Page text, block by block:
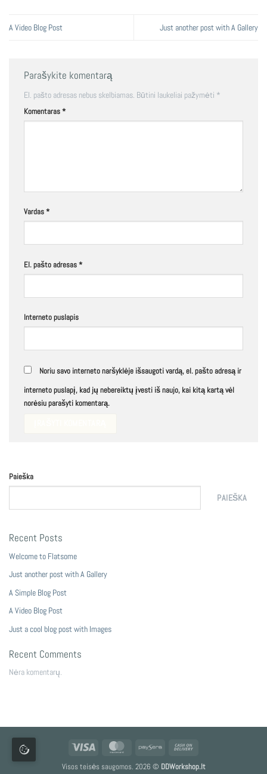
A Video Blog Post Just another post with A Gallery
Parašykite komentarą
El. pašto adresas nebus skelbiamas. Būtini laukeliai pažymėti *
Komentaras*
Vardas*
El. pašto adresas*
Interneto puslapis
Noriu savo interneto naršyklėje išsaugoti vardą, el. pašto adresą ir
interneto puslapį, kad jų nebereiktų įvesti iš naujo, kai kitą kartą vėl
norėsiu parašyti komentarą.
Paieška
PAIEŠKA
Recent Posts
Welcome to Flatsome
Just another post with A Gallery
A Simple Blog Post
A Video Blog Post
Just a cool blog post with Images
Recent Comments
Nėra komentarų.
MasterCardPaysera
Delivery
Visos teisės saugomos. 2026 © DDWorkshop.lt